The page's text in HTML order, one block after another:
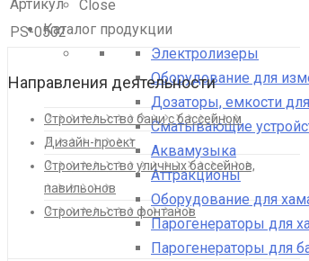
Close
Каталог продукции
Электролизеры
Оборудование для
Дозаторы, емкости
Сматывающие
Аквамузыка
Аттракционы
Оборудование для
Парогенераторы для
Парогенераторы для
Артикул
PS-0502
Направления деятельности
Строительство бани с бассейном
Дизайн-проект
Строительство уличных бассейнов,
павильонов
Строительство фонтанов